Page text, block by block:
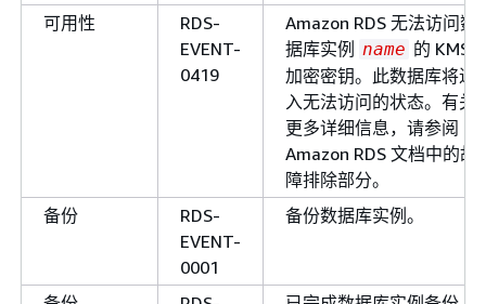
可用性
RDS-
EVENT-
0419
Amazon RDS 无法访问数
据库实例 name 的 KMS
加密密钥。此数据库将进
入无法访问的状态。有关
更多详细信息，请参阅
Amazon RDS 文档中的故
障排除部分。
备份
RDS-
EVENT-
0001
备份数据库实例。